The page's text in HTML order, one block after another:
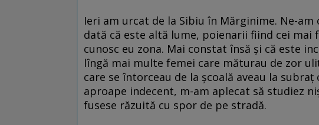
Ieri am urcat de la Sibiu în Mărginime. Ne-
dată că este altă lume, poienarii fiind cei
cunosc eu zona. Mai constat însă şi că este
lîngă mai multe femei care măturau de zor
care se întorceau de la şcoală aveau la
aproape indecent, m-am aplecat să studiez
fusese răzuită cu spor de pe stradă.